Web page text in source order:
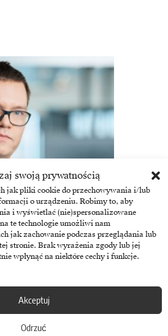
swoją prywatnością
jak pliki cookie do przechowywania i/lub
o urządzeniu. Robimy to, aby
i wyświetlać (nie)spersonalizowane
te technologie umożliwi nam
jak zachowanie podczas przeglądania lub
stronie. Brak wyrażenia zgody lub jej
wpłynąć na niektóre cechy i funkcje.
Akceptuj
Odrzuć
musimy być na bieżąco” –
IT Solution Factor
cybernetycznymi. Jakie kroki powinny